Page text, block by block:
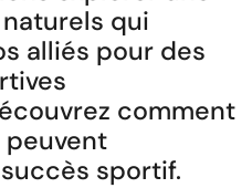
qui
alliés pour des
comment
sportif.